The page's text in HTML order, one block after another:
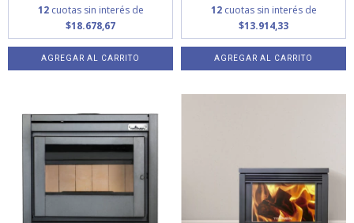
12 cuotas sin interés de
$18.678,67
12 cuotas sin interés de
$13.914,33